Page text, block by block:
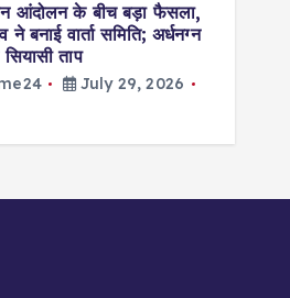
आंदोलन के बीच बड़ा फैसला,
ने बनाई वार्ता समिति; अर्धनग्न
ताप
July 29, 2026